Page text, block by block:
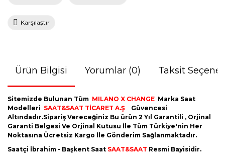
Karşılaştır
Ürün Bilgisi Yorumlar (0) Taksit
Sitemizde Bulunan Tüm MILANO X CHANGE Marka Saat
Modelleri SAAT&SAAT TİCARET A.Ş
Güvencesi
Altındadır.Sipariş Vereceğiniz Bu ürün 2 Yıl Garantili , Orjinal
Garanti Belgesi Ve Orjinal Kutusu İle Tüm Türkiye'nin Her
Noktasına Ücretsiz Kargo İle Gönderim Sağlanmaktadır.
Saatçi İbrahim - Başkent Saat SAAT&SAAT Resmi Bayisidir.